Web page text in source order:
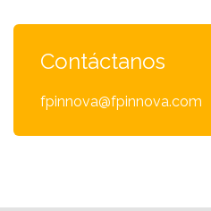
Contáctanos
fpinnova@fpinnova.com